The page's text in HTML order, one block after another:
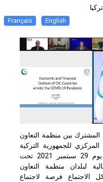
English
Français
بين منظمة التعاون
للجمهورية التركية
الاجتماع الثالث للمنتدى افتراضيا يوم 29 سبتمبر 2021 تحت
لبلدان منظمة التعاون
فرصة لاجتماع